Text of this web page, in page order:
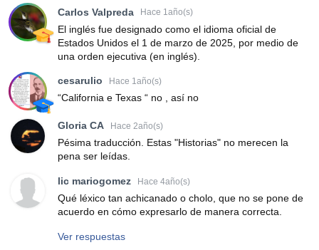
Carlos Valpreda Hace 1año(s)
El inglés fue designado como el idioma oficial de
Estados Unidos el 1 de marzo de 2025, por medio de
una orden ejecutiva (en inglés).
cesarulio Hace 1año(s)
“California e Texas “ no , así no
Gloria CA Hace 2año(s)
Pésima traducción. Estas "Historias" no merecen la
pena ser leídas.
lic mariogomez Hace 4año(s)
Qué léxico tan achicanado o cholo, que no se pone de
acuerdo en cómo expresarlo de manera correcta.
Ver respuestas